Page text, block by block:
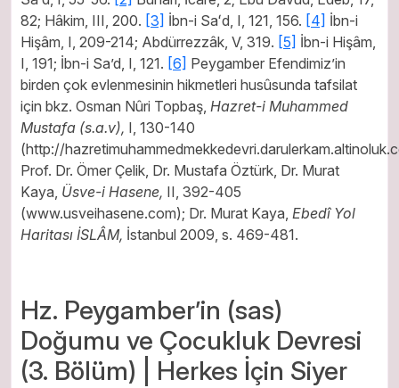
82; Hâkim, III, 200. [3] İbn-i Saʻd, I, 121, 156. [4] İbn-i
Hişâm, I, 209-214; Abdürrezzâk, V, 319. [5] İbn-i Hişâm,
I, 191; İbn-i Sa’d, I, 121. [6] Peygamber Efendimiz’in
birden çok evlenmesinin hikmetleri husûsunda tafsilat
için bkz. Osman Nûri Topbaş, Hazret-i Muhammed
Mustafa (s.a.v), I, 130-140
(http://
Prof. Dr. Ömer Çelik, Dr. Mustafa Öztürk, Dr. Murat
Kaya, Üsve-i Hasene, II, 392-405
(www.usveihasene.com); Dr. Murat Kaya, Ebedî Yol
Haritası İSLÂM, İstanbul 2009, s. 469-481.
Hz. Peygamber’in (sas)
Doğumu ve Çocukluk Devresi
(3. Bölüm) | Herkes İçin Siyer